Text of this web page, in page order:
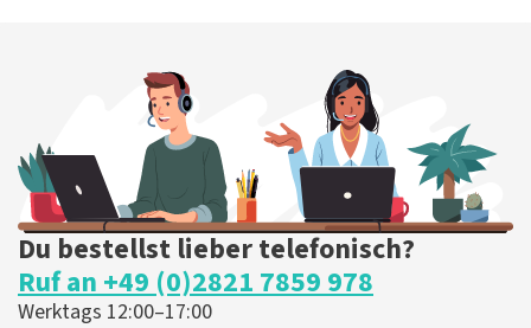
Beinen, sonst wäre es schwierig geworden.. Toll, sehr
gut, am liebsten während der Show nicht auf die
Toilette gehen oder so... Das ist schwierig
Die Rezension wurde übersetztOriginal anzeigen
Du bestellst lieber telefonisch?
Ruf an +49 (0)2821 7859 978
Werktags 12:00–17:00